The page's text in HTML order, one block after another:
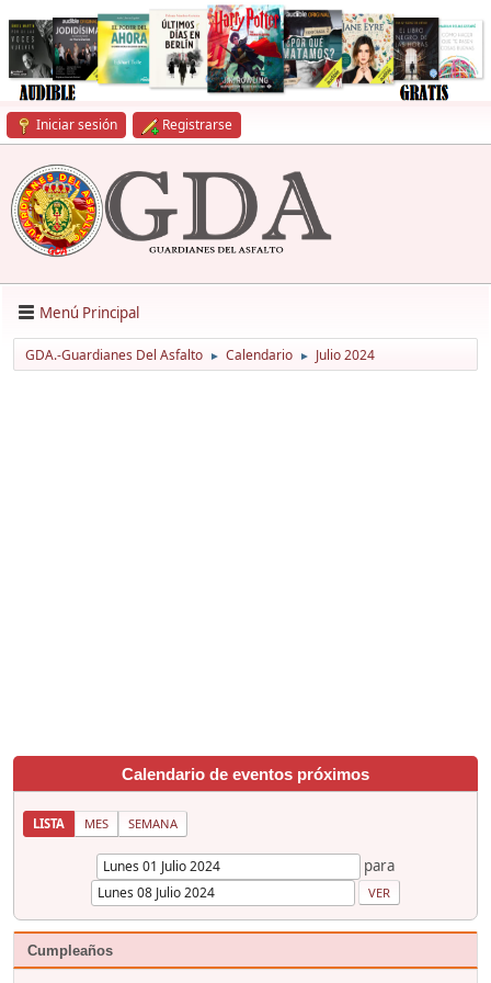
Iniciar sesión Registrarse
Menú Principal
GDA.-Guardianes Del Asfalto ► Calendario ► Julio 2024
Calendario de eventos próximos
LISTA MES SEMANA
para
Cumpleaños